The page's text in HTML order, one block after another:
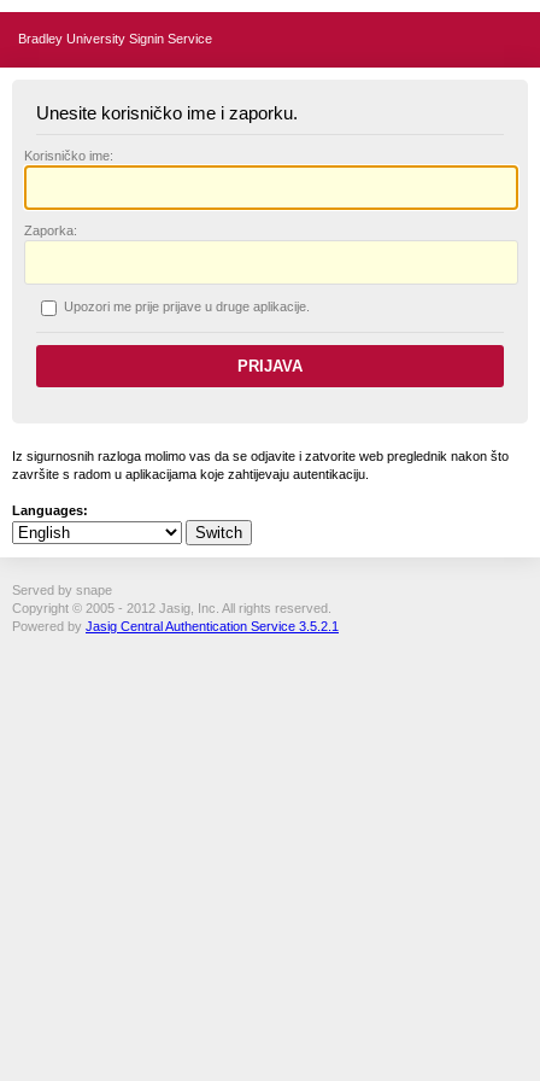
Bradley University Signin Service
Unesite korisničko ime i zaporku.
Korisničko ime:
Zaporka:
Upozori me prije prijave u druge aplikacije.
Iz sigurnosnih razloga molimo vas da se odjavite i zatvorite web preglednik nakon što
završite s radom u aplikacijama koje zahtijevaju autentikaciju.
Languages:
Served by snape
Copyright © 2005 - 2012 Jasig, Inc. All rights reserved.
Powered by Jasig Central Authentication Service 3.5.2.1